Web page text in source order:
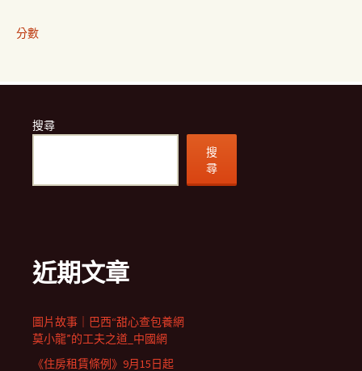
分數
搜尋
搜
尋
近期文章
圖片故事｜巴西“甜心查包養網
莫小龍”的工夫之道_中國網
《住房租賃條例》9月15日起